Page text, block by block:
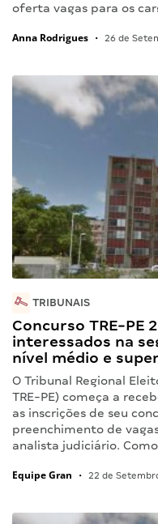
oferta vagas para os
Anna Rodrigues • 26 de
TRIBUNAIS
Concurso TRE-PE
interessados na
nível médio e
O Tribunal Regional
TRE-PE) começa a
as inscrições de seu
preenchimento de
analista judiciário.
Equipe Gran • 22 de